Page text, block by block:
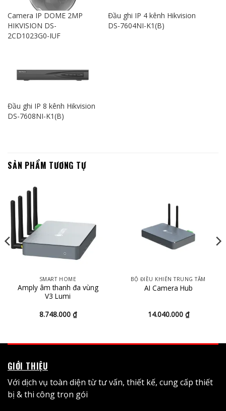
Camera IP DOME 2MP
HIKVISION DS-
2CD1023G0-IUF
Đầu ghi IP 4 kênh Hikvision
DS-7604NI-K1(B)
Đầu ghi IP 8 kênh Hikvision
DS-7608NI-K1(B)
SẢN PHẨM TƯƠNG TỰ
SMART HOME
Amply âm thanh đa vùng
V3 Lumi
8.748.000 ₫
BỘ ĐIỀU KHIỂN TRUNG TÂM
AI Camera Hub
14.040.000 ₫
GIỚI THIỆU
Với dịch vụ toàn diện từ tư vấn, thiết kế, cung cấp thiết
bị & thi công trọn gói